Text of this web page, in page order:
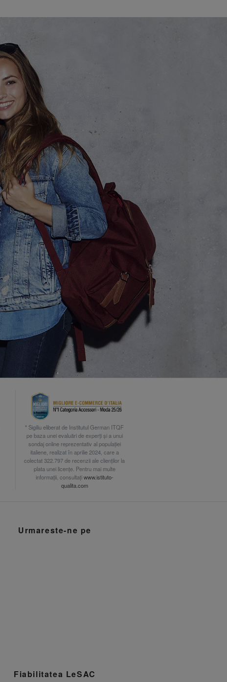
* Sigiliu eliberat de Institutul German ITQF
pe baza unei evaluări de experți și a unui
sondaj online reprezentativ al populației
italiene, realizat în aprilie 2024, care a
colectat 322.797 de recenzii ale clienților la
plata unei licențe. Pentru mai multe
informații, consultațiwww.istituto-
qualita.com
Urmareste-ne pe
Fiabilitatea LeSAC